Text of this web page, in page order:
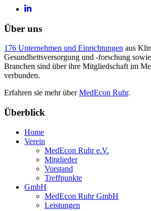
Über uns
176 Unternehmen und Einrichtungen aus
Gesundheitsversorgung und -forschung
Branchen sind über ihre Mitgliedschaft im
verbunden.
Erfahren sie mehr überMedEcon Ruhr.
Überblick
Home
Verein
MedEcon Ruhr e.V.
Mitglieder
Vorstand
Treffpunkte
GmbH
MedEcon Ruhr GmbH
Leistungen